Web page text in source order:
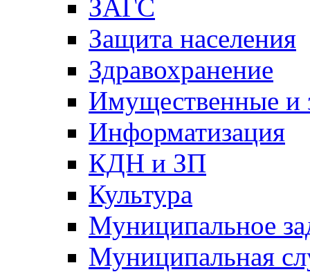
ЗАГС
Защита населения
Здравохранение
Имущественные и
Информатизация
КДН и ЗП
Культура
Муниципальное
Муниципальная